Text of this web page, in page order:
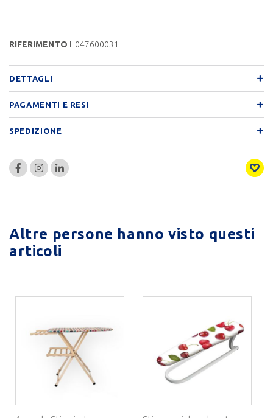
RIFERIMENTO H047600031
DETTAGLI
PAGAMENTI E RESI
SPEDIZIONE
Altre persone hanno visto questi
articoli